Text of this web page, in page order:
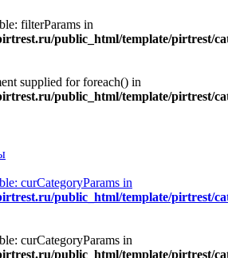
filterParams in
public_html/template/pirtrest/
supplied for foreach() in
public_html/template/pirtrest/
curCategoryParams in
public_html/template/pirtrest/
curCategoryParams in
public_html/template/pirtrest/